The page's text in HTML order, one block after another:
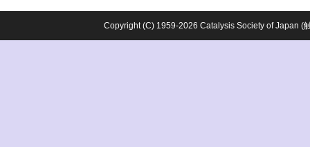
Copyright (C) 1959-2026 Catalysis Society of Japan (